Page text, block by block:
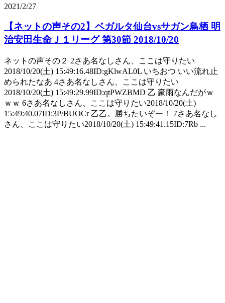
2021/2/27
【ネットの声その2】ベガルタ仙台vsサガン鳥栖 明
治安田生命Ｊ１リーグ 第30節 2018/10/20
ネットの声その２ 2さあ名なしさん、ここは守りたい
2018/10/20(土) 15:49:16.48ID:gKlwAL0L いちおつ いい流れ止
められたなあ 4さあ名なしさん、ここは守りたい
2018/10/20(土) 15:49:29.99ID:qtPWZBMD 乙 豪雨なんだがｗ
ｗｗ 6さあ名なしさん、ここは守りたい2018/10/20(土)
15:49:40.07ID:3P/BUOCr 乙乙。勝ちたいぞー！ 7さあ名なし
さん、ここは守りたい2018/10/20(土) 15:49:41.15ID:7Rb ...